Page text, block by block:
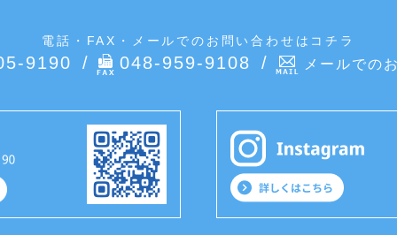
電話・FAX・メールでのお問い合わせはコチラ
9190 048-959-9108 メールでの